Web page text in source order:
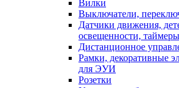
Вилки
Выключатели,
Датчики движения,
освещенности, таймеры
Дистанционное
Рамки, декоративные
для ЭУИ
Розетки